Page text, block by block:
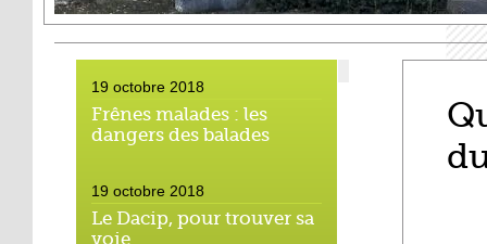
19 octobre 2018
Frênes malades : les
dangers des balades
19 octobre 2018
Le Dacip, pour trouver sa
voie